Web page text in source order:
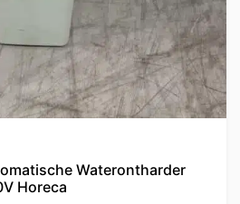
Waterontharder
Horeca